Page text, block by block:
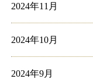
2024年11月
2024年10月
2024年9月